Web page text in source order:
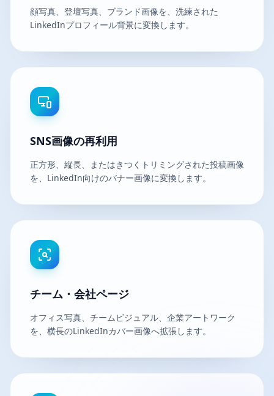
顔写真、登壇写真、ブランド画像を、洗練された
LinkedInプロフィール背景に変換します。
SNS画像の再利用
正方形、縦長、またはきつくトリミングされた投稿画像
を、LinkedIn向けのバナー画像に変換します。
チーム・会社ページ
オフィス写真、チームビジュアル、企業アートワーク
を、横長のLinkedInカバー画像へ拡張します。